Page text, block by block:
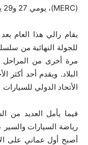
(MERC)، يومي 27 و29 يناير.
يقام رالي هذا العام
مرة أخرى من المراحل
البلاد. ويقدم أحد أكثر
الأتحاد الدولي للسيارات
فيما يأمل العديد من
رياضة السيارات
أصبح أول عماني على